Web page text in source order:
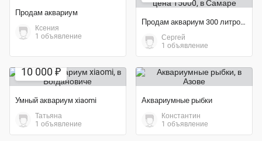
Продам аквариум
Ксения
1 объявление
Продам аквариум 300 литров с фильтром Тетра 700, цена 15000
Сергей
1 объявление
10 000 ₽
Умный аквариум xiaomi
Татьяна
1 объявление
Аквариумные рыбки
Константин
1 объявление